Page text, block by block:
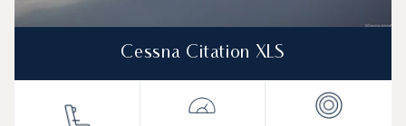
Cessna Citation XLS